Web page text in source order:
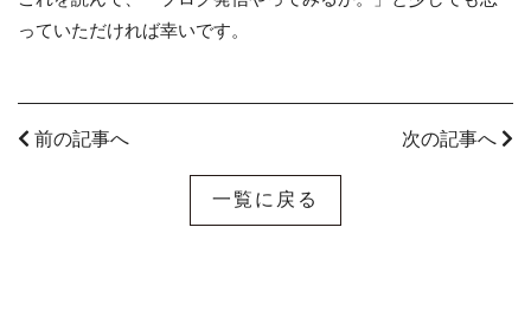
っていただければ幸いです。
前の記事へ 次の記事へ
一覧に戻る